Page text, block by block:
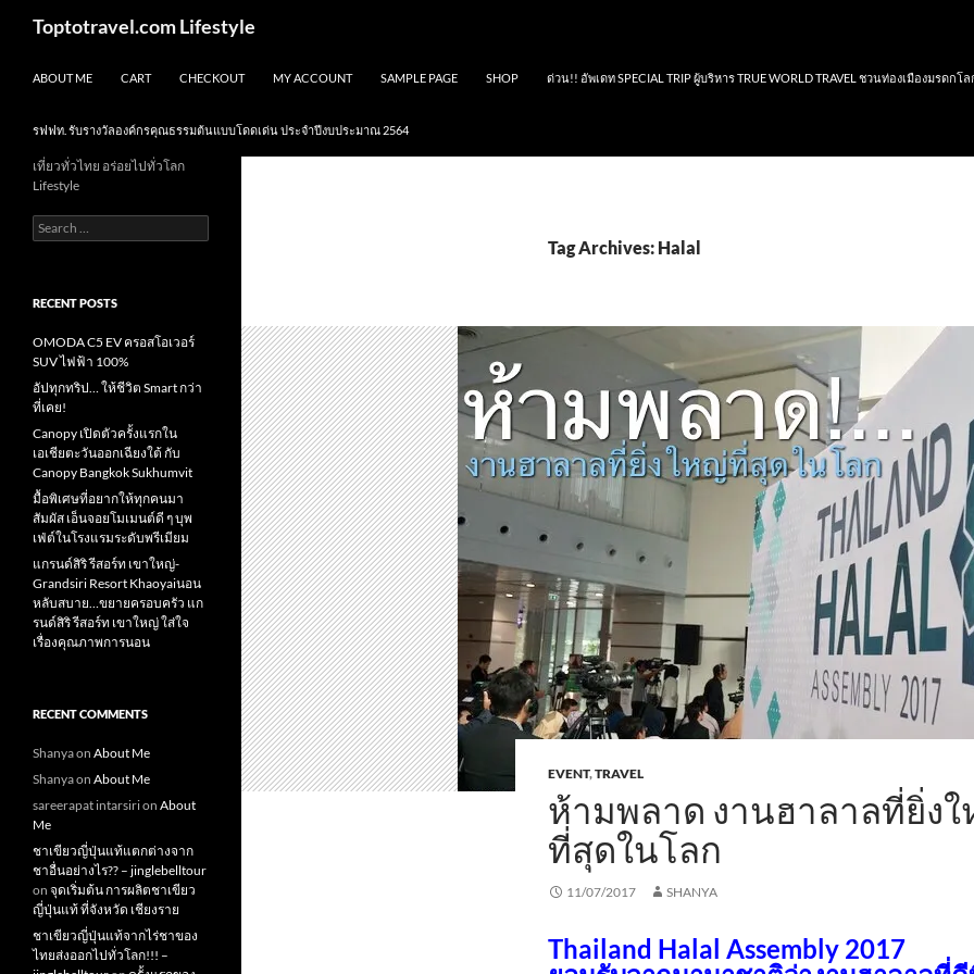
Toptotravel.com Lifestyle
ABOUT ME CART CHECKOUT MY ACCOUNT SAMPLE PAGE SHOP ด่วน!! อัพเดท SPECIAL TRIP ผู้บริหาร TRUE WORLD TRAVEL ชวนท่องเมืองมรดกโล
รฟฟท. รับรางวัลองค์กรคุณธรรมต้นแบบโดดเด่น ประจำปีงบประมาณ 2564
Tag Archives: Halal
EVENT,TRAVEL
ห้ามพลาด งานฮาลาลที่ยิ่ง
ที่สุดในโลก
11/07/2017 SHANYA
Thailand Halal Assembly 2017
เที่ยวทั่วไทย อร่อยไปทั่วโลก
Lifestyle
Search
for:
RECENT POSTS
OMODA C5 EV ครอสโอเวอร์
SUV ไฟฟ้า 100%
อัปทุกทริป… ให้ชีวิต Smart กว่า
ที่เคย!
Canopy เปิดตัวครั้งแรกใน
เอเชียตะวันออกเฉียงใต้ กับ
Canopy Bangkok Sukhumvit
มื้อพิเศษที่อยากให้ทุกคนมา
สัมผัส เอ็นจอยโมเมนต์ดี ๆ บุพ
เฟ่ต์ในโรงแรมระดับพรีเมียม
แกรนด์สิริ​ รีสอร์ท​ เขาใหญ่​-
Grandsiri​ Resort​ Khaoyaiนอน
หลับสบาย…ขยายครอบครัว แก
รนด์สิริ รีสอร์ท เขาใหญ่ ใส่ใจ
เรื่องคุณภาพการนอน
RECENT COMMENTS
Shanyaon About Me
Shanyaon About Me
sareerapat intarsirion About
Me
ชาเขียวญี่ปุ่นแท้แตกต่างจาก
ชาอื่นอย่างไร?? – jinglebelltour
on จุดเริ่มต้น การผลิตชาเขียว
ญี่ปุ่นแท้ ที่จังหวัด เชียงราย
ชาเขียวญี่ปุ่นแท้จากไร่ชาของ
ไทยส่งออกไปทั่วโลก!!! –